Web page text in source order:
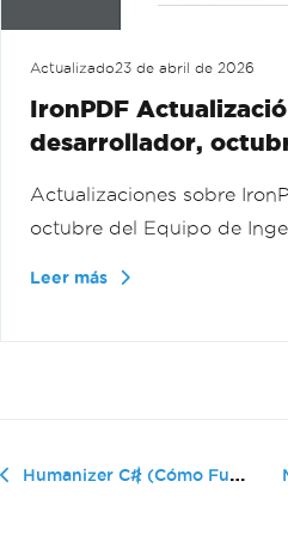
Actualizado23 de abril de 2026
IronPDF
desarrollador,
Actualizaciones sobre
octubre del Equipo de
Leer más
Humanizer C# (Cómo Funciona para Desarrolladores)